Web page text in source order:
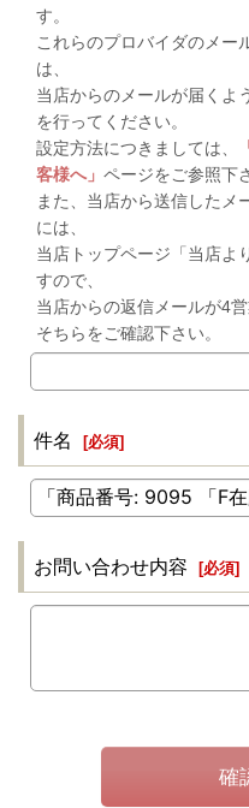
す。
これらのプロバイダのメー
は、
当店からのメールが届くよ
を行ってください。
設定方法につきましては、
客様へ」 ページをご参照下
また、当店から送信したメ
には、
当店トップページ「当店よ
すので、
当店からの返信メールが4
そちらをご確認下さい。
件名 [必須]
お問い合わせ内容 [必須]
確